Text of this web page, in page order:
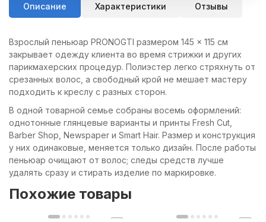
Описание Характеристики Отзывы
Взрослый пеньюар PRONOGTI размером 145 × 115 см
закрывает одежду клиента во время стрижки и других
парикмахерских процедур. Полиэстер легко стряхнуть от
срезанных волос, а свободный крой не мешает мастеру
подходить к креслу с разных сторон.
В одной товарной семье собраны восемь оформлений:
однотонные глянцевые варианты и принты Fresh Cut,
Barber Shop, Newspaper и Smart Hair. Размер и конструкция
у них одинаковые, меняется только дизайн. После работы
пеньюар очищают от волос; следы средств лучше
удалять сразу и стирать изделие по маркировке.
Похожие товары